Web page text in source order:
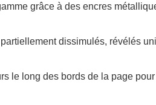
grâce à des encres
dissimulés, révélés
le long des bords de la page